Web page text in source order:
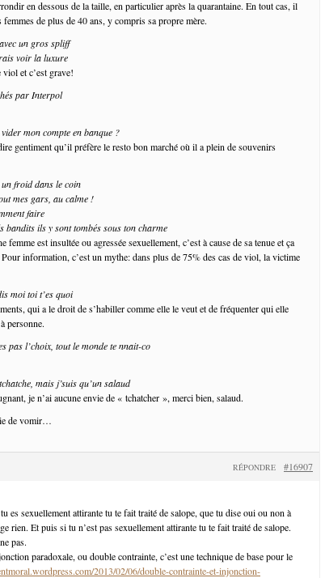
en dessous de la taille, en particulier après la quarantaine. En tout cas, il
de plus de 40 ans, y compris sa propre mère.
un gros spliff
voir la luxure
viol et c’est grave!
par Interpol
mon compte en banque ?
gentiment qu’il préfère le resto bon marché où il a plein de souvenirs
froid dans le coin
mes gars, au calme !
faire
bandits ils y sont tombés sous ton charme
femme est insultée ou agressée sexuellement, c’est à cause de sa tenue et ça
information, c’est un mythe: dans plus de 75% des cas de viol, la victime
moi toi t’es quoi
qui a le droit de s’habiller comme elle le veut et de fréquenter qui elle
personne.
pas l’choix, tout le monde te nnait-co
mais j’suis qu’un salaud
je n’ai aucune envie de « tchatcher », merci bien, salaud.
de vomir…
#16907
RÉPONDRE
es sexuellement attirante tu te fait traité de salope, que tu dise oui ou non à
rien. Et puis si tu n’est pas sexuellement attirante tu te fait traité de salope.
pas.
paradoxale, ou double contrainte, c’est une technique de base pour le
2013/02/06/double-contrainte-et-injonction-